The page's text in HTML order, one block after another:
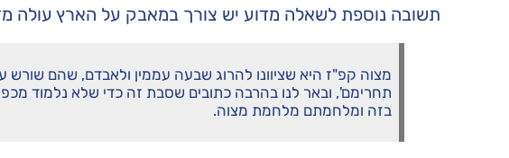
תשובה נוספת לשאלה מדוע יש צורך במאבק על הארץ עולה
מצוה קפ"ז היא שציוונו להרוג שבעה עממין ולאבדם, שהם שורש
תחרימם', ובאר לנו בהרבה כתובים שסבת זה כדי שלא נלמוד
בזה ומלחמתם מלחמת מצוה.